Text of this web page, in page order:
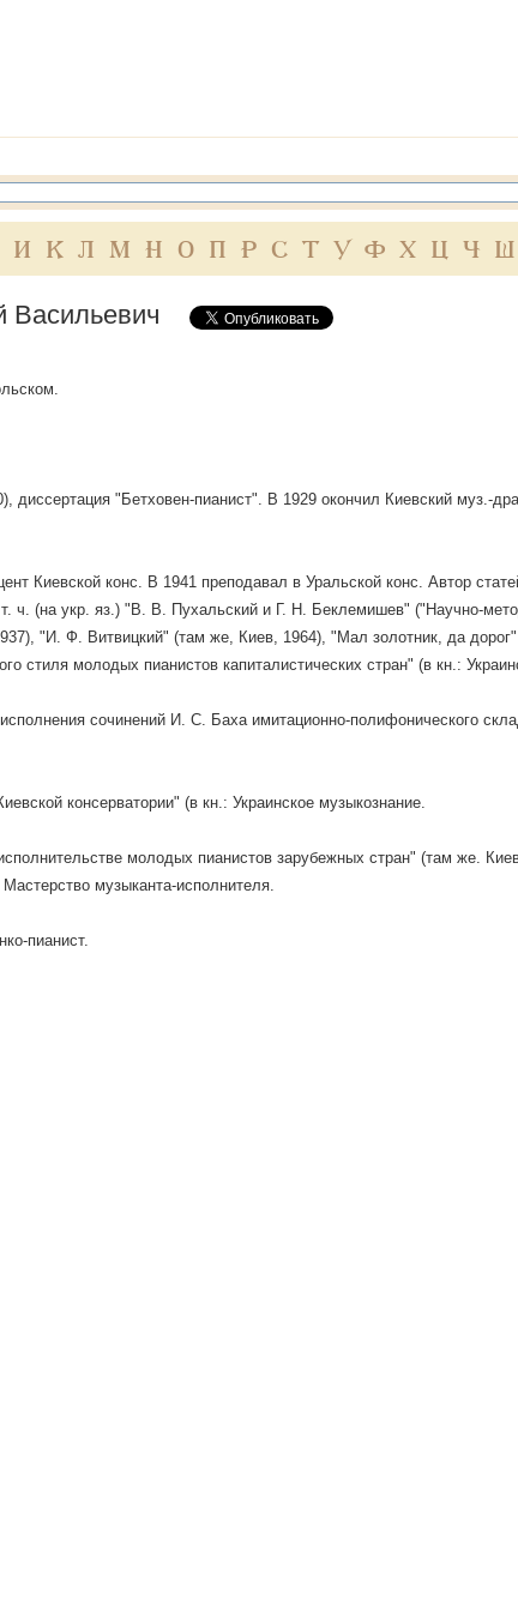
И К Л М Н О П Р С Т У Ф Х Ц Ч Ш
Васильевич
диссертация "Бетховен-пианист". В 1929 окончил Киевский муз.-
Киевской конс. В 1941 преподавал в Уральской конс. Автор
ч. (на укр. яз.) "В. В. Пухальский и Г. Н. Беклемишев" ("Научно-
"И. Ф. Витвицкий" (там же, Киев, 1964), "Мал золотник, да
стиля молодых пианистов капиталистических стран" (в кн.:
сочинений И. С. Баха имитационно-полифонического
консерватории" (в кн.: Украинское музыкознание.
молодых пианистов зарубежных стран" (там же.
музыканта-исполнителя.
пианист.